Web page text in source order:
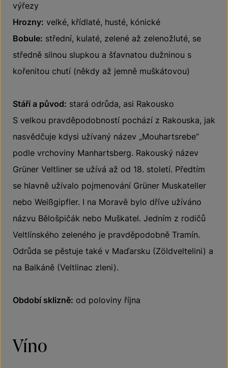
výřezy
Hrozny: velké, křídlaté, husté, kónické
Bobule: střední, kulaté, zelené až zelenožluté, se
středně silnou slupkou a šťavnatou dužninou s
kořenitou chutí (někdy až jemně muškátovou)
Stáří a původ: stará odrůda, asi Rakousko
S velkou pravděpodobností pochází z Rakouska, jak
nasvědčuje kdysi užívaný název „Mouhartsrebe“
podle vrchoviny Manhartsberg. Rakouský název
Grüner Veltliner se užívá až od 18. století. Předtím
se hlavně užívalo pojmenování Grüner Muskateller
nebo Weißgipfler. I na Moravě bylo dříve užíváno
názvu Bělošpičák nebo Muškatel. Jedním z rodičů
Veltlínského zeleného je pravděpodobně Tramín.
Odrůda se pěstuje také v Maďarsku (Zöldveltelini) a
na Balkáně (Veltlinac zleni).
Období sklizně: od poloviny října
Víno